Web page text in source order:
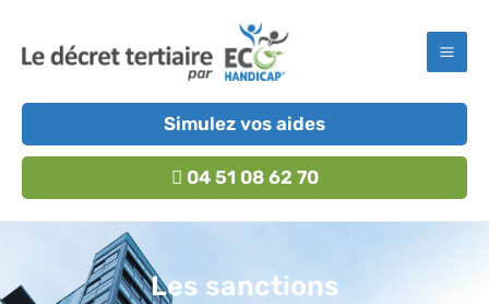
Simulez vos aides
04 51 08 62 70
Les sanctions